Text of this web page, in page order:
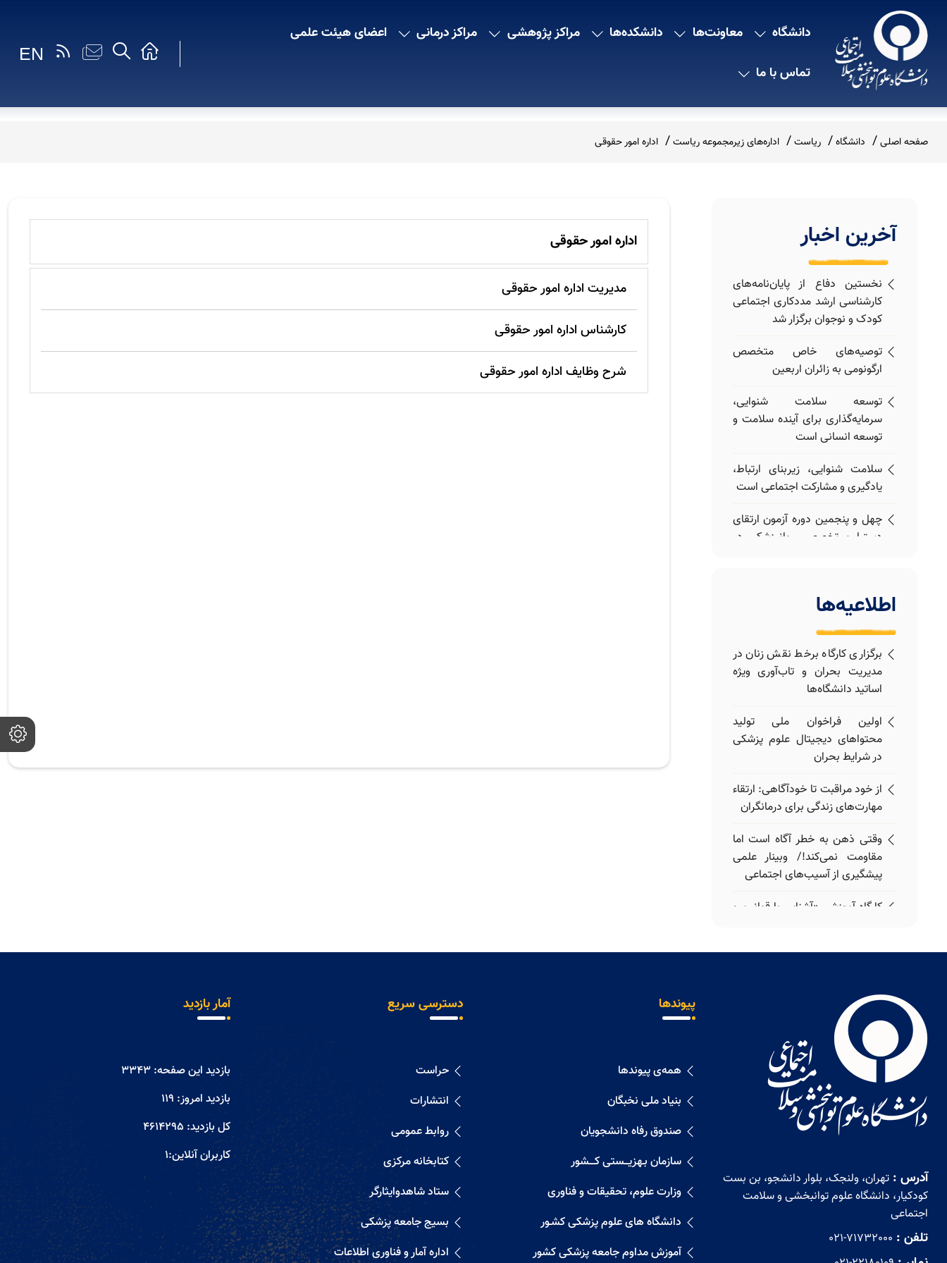
دانشگاه معاونت‌ها دانشکده‌ها مراکز پژوهشی مراکز درمانی اعضای هیئت علمی
تماس با ما
EN
صفحه اصلی دانشگاه ریاست اداره‌های زیرمجموعه ریاست اداره امور حقوقی
آخرین اخبار
نخستین دفاع از پایان‌نامه‌های
کارشناسی ارشد مددکاری اجتماعی
کودک و نوجوان برگزار شد
توصیه‌های خاص متخصص
ارگونومی به زائران اربعین
توسعه سلامت شنوایی،
سرمایه‌گذاری برای آینده سلامت و
توسعه انسانی است
سلامت شنوایی، زیربنای ارتباط،
یادگیری و مشارکت اجتماعی است
چهل و پنجمین دوره آزمون ارتقای
دستیاری تخصصی روانپزشکی در
اطلاعیه‌ها
برگزاری کارگاه برخط نقش زنان در
مدیریت بحران و تاب‌آوری ویژه
اساتید دانشگاه‌ها
اولین فراخوان ملی تولید
محتواهای دیجیتال علوم پزشکی
در شرایط بحران
از خود مراقبت تا خودآگاهی: ارتقاء
مهارت‌های زندگی برای درمانگران
وقتی ذهن به خطر آگاه است اما
مقاومت نمی‌کند!/ وبینار علمی
پیشگیری از آسیب‌های اجتماعی
کارگاه آموزشی «آشنایی با قوانین و
شش‌کلمه‌ای «مدرسه میناب»
منتشر شد
زمان امتحانات و مصوبات جدید
آموزشی دانشگاه اعلام شد
فعال شدن سامانه اسکای‌روم و
انتشار لینک کلاس‌ها برای
دانشجویان
پایان سال اعلام شد
اداره امور حقوقی
مدیریت اداره امور حقوقی
کارشناس اداره امور حقوقی
شرح وظایف اداره امور حقوقی
آدرس : تهران، ولنجک، بلوار دانشجو، بن بست
کودکیار، دانشگاه علوم توانبخشی و سلامت
اجتماعی
تلفن : 021-71732000
پیوندها
همه‌ی پیوندها
بنیاد ملی نخبگان
صندوق رفاه دانشجویان
سازمان بـهزیـــستی کــــشور
وزارت علوم، تحقیقات و فناوری
دانشگاه های علوم پزشکی کشـور
آموزش مداوم جامعه پزشکی کشور
دسترسی سریع
حراست
انتشارات
روابط عمومی
کتابخانه مرکزی
ستاد شاهدوایثارگر
بسیج جامعه پزشکی
اداره آمار و فناوری اطلاعات
آمار بازدید
بازدید این صفحه: 3343
بازدید امروز: 119
کل بازدید: 4614295
کاربران آنلاین:1